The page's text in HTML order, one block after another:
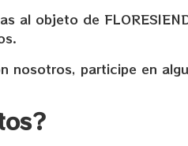
al objeto de
nosotros, participe en